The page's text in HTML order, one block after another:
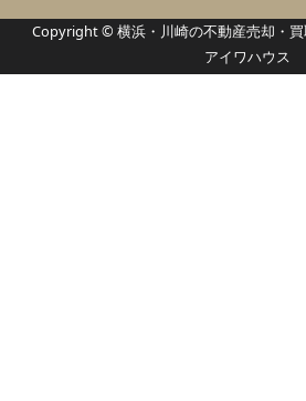
Copyright © 横浜・川崎の不動産売却・
アイワハウス